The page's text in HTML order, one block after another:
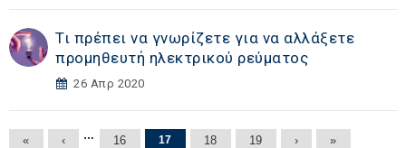
Τι πρέπει να γνωρίζετε για να αλλάξετε
προμηθευτή ηλεκτρικού ρεύματος
26 Απρ 2020
« ‹ … 16 17 18 19 › »